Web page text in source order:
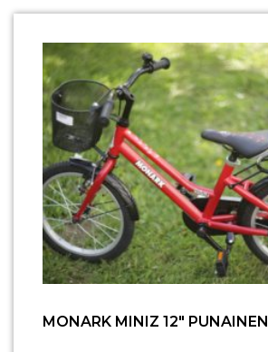
MONARK MINIZ 12″ PUNAINEN